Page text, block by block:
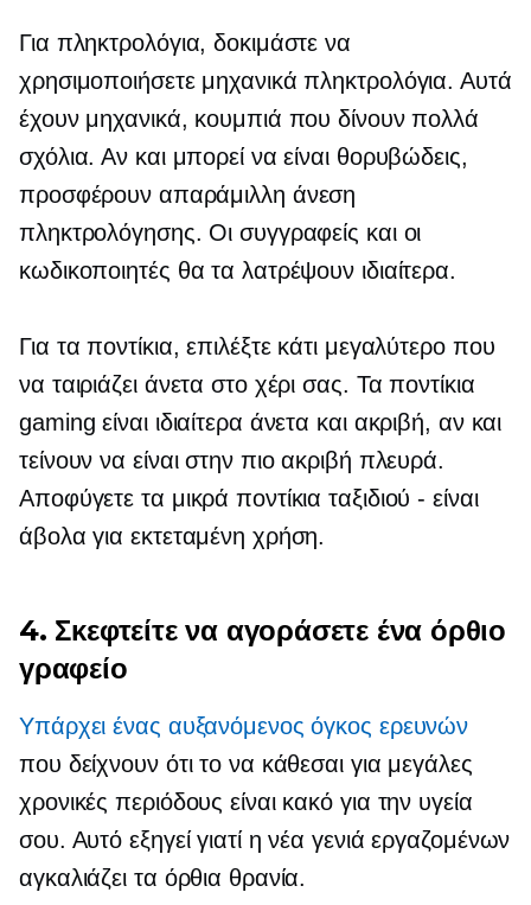
Για πληκτρολόγια, δοκιμάστε να
χρησιμοποιήσετε μηχανικά πληκτρολόγια. Αυτά
έχουν μηχανικά, κουμπιά που δίνουν πολλά
σχόλια. Αν και μπορεί να είναι θορυβώδεις,
προσφέρουν απαράμιλλη άνεση
πληκτρολόγησης. Οι συγγραφείς και οι
κωδικοποιητές θα τα λατρέψουν ιδιαίτερα.
Για τα ποντίκια, επιλέξτε κάτι μεγαλύτερο που
να ταιριάζει άνετα στο χέρι σας. Τα ποντίκια
gaming είναι ιδιαίτερα άνετα και ακριβή, αν και
τείνουν να είναι στην πιο ακριβή πλευρά.
Αποφύγετε τα μικρά ποντίκια ταξιδιού - είναι
άβολα για εκτεταμένη χρήση.
4. Σκεφτείτε να αγοράσετε ένα όρθιο
γραφείο
Υπάρχει ένας αυξανόμενος όγκος ερευνών
που δείχνουν ότι το να κάθεσαι για μεγάλες
χρονικές περιόδους είναι κακό για την υγεία
σου. Αυτό εξηγεί γιατί η νέα γενιά εργαζομένων
αγκαλιάζει τα όρθια θρανία.